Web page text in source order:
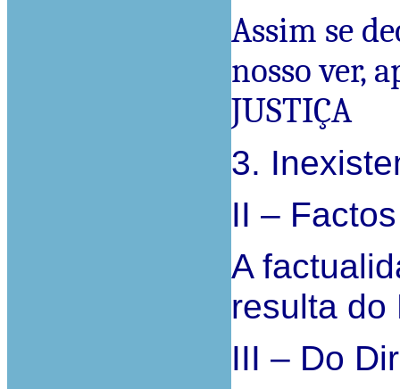
Assim se
nosso ver,
JUSTIÇA
3.
II –
A
resulta do
III – Do